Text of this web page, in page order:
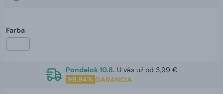
Farba
Pondelok 10.8. U vás už od 3,99 €
98,84% GARANCIA